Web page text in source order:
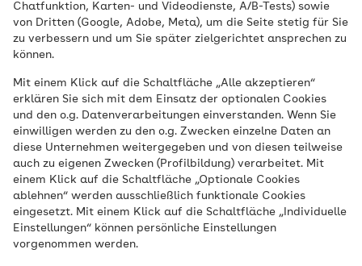
Chatfunktion, Karten- und Videodienste, A/B-Tests) sowie
von Dritten (Google, Adobe, Meta), um die Seite stetig für Sie
zu verbessern und um Sie später zielgerichtet ansprechen zu
können.
Mit einem Klick auf die Schaltfläche „Alle akzeptieren“
erklären Sie sich mit dem Einsatz der optionalen Cookies
und den o.g. Datenverarbeitungen einverstanden. Wenn Sie
einwilligen werden zu den o.g. Zwecken einzelne Daten an
diese Unternehmen weitergegeben und von diesen teilweise
auch zu eigenen Zwecken (Profilbildung) verarbeitet. Mit
einem Klick auf die Schaltfläche „Optionale Cookies
ablehnen“ werden ausschließlich funktionale Cookies
eingesetzt. Mit einem Klick auf die Schaltfläche „Individuelle
Einstellungen“ können persönliche Einstellungen
vorgenommen werden.
achangestellten
(m/w/d)
Ausbildung | 3-jährige Ausbildung |
Ausbildungsbeginn: 31.07.2027
Jetzt bewerben